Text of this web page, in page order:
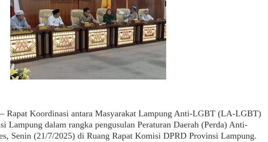
Koordinasi antara Masyarakat Lampung Anti-LGBT (LA-LGBT)
Lampung dalam rangka pengusulan Peraturan Daerah (Perda) Anti-
Senin (21/7/2025) di Ruang Rapat Komisi DPRD Provinsi Lampung.